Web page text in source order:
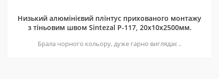
Низький алюмінієвий плінтус прихованого монтажу
з тіньовим швом Sintezal P-117, 20х10х2500мм.
Брала чорного кольору, дуже гарно виглядає ..